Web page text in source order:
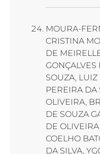
MOURA-
CRISTINA
DE
GONÇALVES
SOUZA,
PEREIRA DA
OLIVEIRA,
DE SOUZA
DE
COELHO
DA SILVA,